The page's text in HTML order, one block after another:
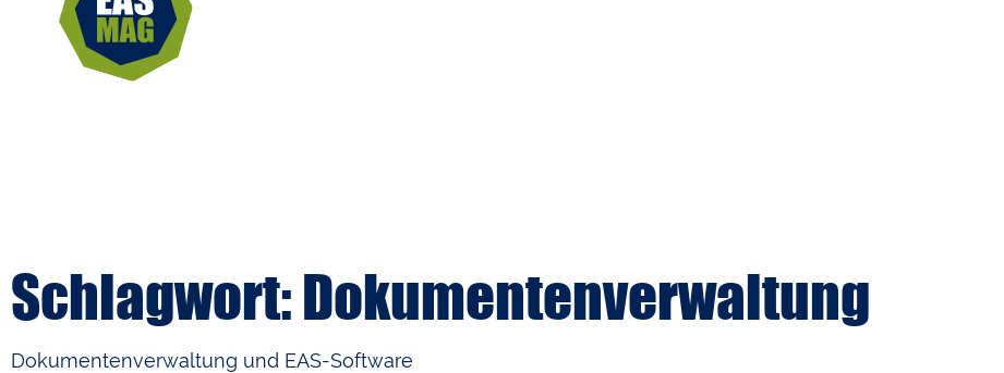
Schlagwort: Dokumentenverwaltung
Dokumentenverwaltung und EAS-Software